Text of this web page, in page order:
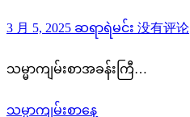
3 月 5, 2025 ဆရာရဲမင်း 没有评论
သမ္မာကျမ်းစာအခန်းကြီ…
သမ္မာကျမ်းစာနေ့